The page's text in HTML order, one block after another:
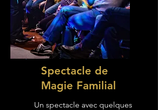
Spectacle de
Magie Familial
Un spectacle avec quelques